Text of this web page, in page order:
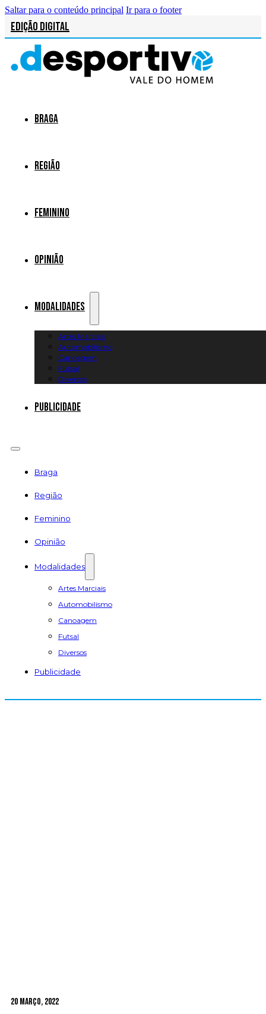
Saltar para o conteúdo principal Ir para o footer
Edição Digital
Braga
Região
Feminino
Opinião
Modalidades
Artes Marciais
Automobilismo
Canoagem
Futsal
Diversos
Publicidade
Braga
Região
Feminino
Opinião
Modalidades
Artes Marciais
Automobilismo
Canoagem
Futsal
Diversos
Publicidade
20 Março, 2022